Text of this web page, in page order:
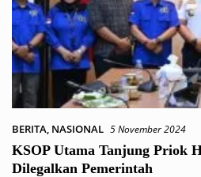
BERITA, NASIONAL 5 November 2024
KSOP Utama Tanjung Priok
Dilegalkan Pemerintah